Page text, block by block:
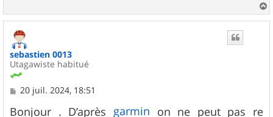
a
sebastien 0013
Utagawiste habitué
M
s
20 juil. 2024, 18:51
Bonjour . D’après garmin on ne peut pas re